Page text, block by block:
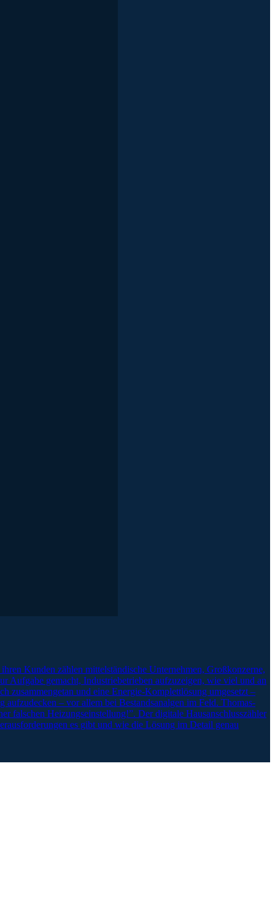
Kunden zählen mittelständische Unternehmen, Großkonzerne,
Aufgabe gemacht, Industriebetrieben aufzuzeigen, wie viel und an
zusammengetan und eine Energie-Komplettlösung umgesetzt –
– vor allem bei Bestandsanalgen im Feld. Thomas-
falschen Heizungseinstellung!”. Der digitale Hausanschlusszähler
es gibt und wie die Lösung im Detail genau